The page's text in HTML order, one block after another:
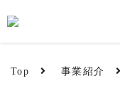
Top 事業紹介